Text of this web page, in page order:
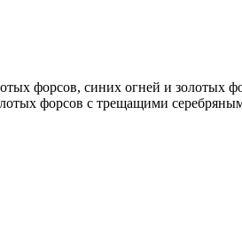
форсов, синих огней и золотых
форсов с трещащими